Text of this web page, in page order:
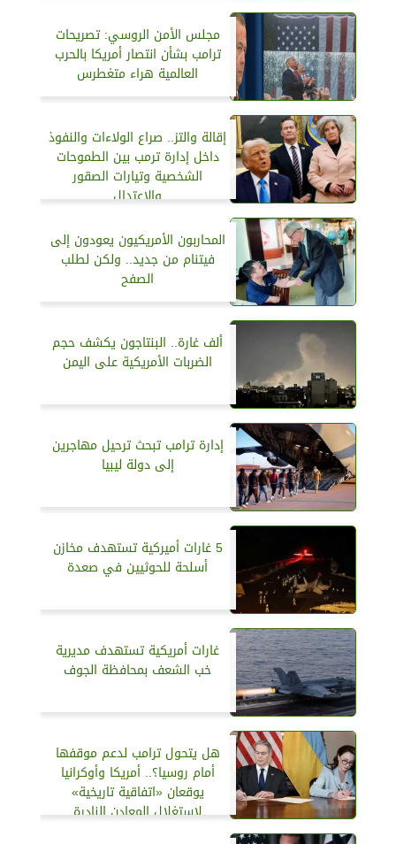
مجلس الأمن الروسي: تصريحات
ترامب بشأن انتصار أمريكا بالحرب
العالمية هراء متغطرس
إقالة والتز.. صراع الولاءات والنفوذ
داخل إدارة ترمب بين الطموحات
الشخصية وتيارات الصقور
والاعتدال
المحاربون الأمريكيون يعودون إلى
فيتنام من جديد.. ولكن لطلب
الصفح
ألف غارة.. البنتاجون يكشف حجم
الضربات الأمريكية على اليمن
إدارة ترامب تبحث ترحيل مهاجرين
إلى دولة ليبيا
5 غارات أميركية تستهدف مخازن
أسلحة للحوثيين في صعدة
غارات أمريكية تستهدف مديرية
خب الشعف بمحافظة الجوف
هل يتحول ترامب لدعم موقفها
أمام روسيا؟.. أمريكا وأوكرانيا
يوقعان «اتفاقية تاريخية»
لاستغلال المعادن النادرة